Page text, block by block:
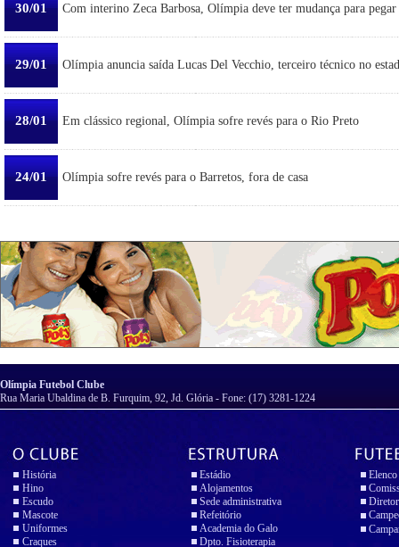
30/01 Com interino Zeca Barbosa, Olímpia deve ter mudança para pegar
29/01 Olímpia anuncia saída Lucas Del Vecchio, terceiro técnico no
28/01 Em clássico regional, Olímpia sofre revés para o Rio Preto
24/01 Olímpia sofre revés para o Barretos, fora de casa
Olímpia Futebol Clube
Rua Maria Ubaldina de B. Furquim, 92, Jd. Glória - Fone: (17) 3281-1224
História
Hino
Escudo
Mascote
Uniformes
Craques
Estádio
Alojamentos
Sede administrativa
Refeitório
Academia do Galo
Dpto. Fisioterapia
Elenco